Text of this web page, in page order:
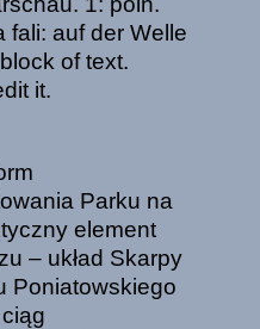
fali: auf der Welle
of text.
it.
Parku na
element
– układ Skarpy
Poniatowskiego